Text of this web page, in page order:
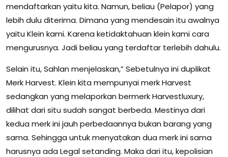
mendaftarkan yaitu kita. Namun, beliau (Pelapor) yang
lebih dulu diterima. Dimana yang mendesain itu awalnya
yaitu Klein kami. Karena ketidaktahuan klein kami cara
mengurusnya. Jadi beliau yang terdaftar terlebih dahulu.
Selain itu, Sahlan menjelaskan,” Sebetulnya ini duplikat
Merk Harvest. Klein kita mempunyai merk Harvest
sedangkan yang melaporkan bermerk Harvestluxury,
dilihat dari situ sudah sangat berbeda. Mestinya dari
kedua merk ini jauh perbedaannya bukan barang yang
sama. Sehingga untuk menyatakan dua merk ini sama
harusnya ada Legal setanding. Maka dari itu, kepolisian